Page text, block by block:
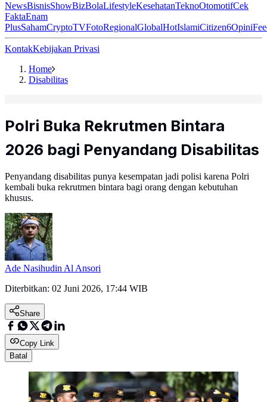
NewsBisnisShowBizBolaLifestyleKesehatanTeknoOtomotifCek
FaktaEnam
PlusSahamCryptoTVFotoRegionalGlobalHotIslamiCitizen6Opini
KontakKebijakan Privasi
Home
Disabilitas
Polri Buka Rekrutmen Bintara
2026 bagi Penyandang Disabilitas
Penyandang disabilitas punya kesempatan jadi polisi karena Polri
kembali buka rekrutmen bintara bagi orang dengan kebutuhan
khusus.
Ade Nasihudin Al Ansori
Diterbitkan: 02 Juni 2026, 17:44 WIB
Share
Copy Link
Batal